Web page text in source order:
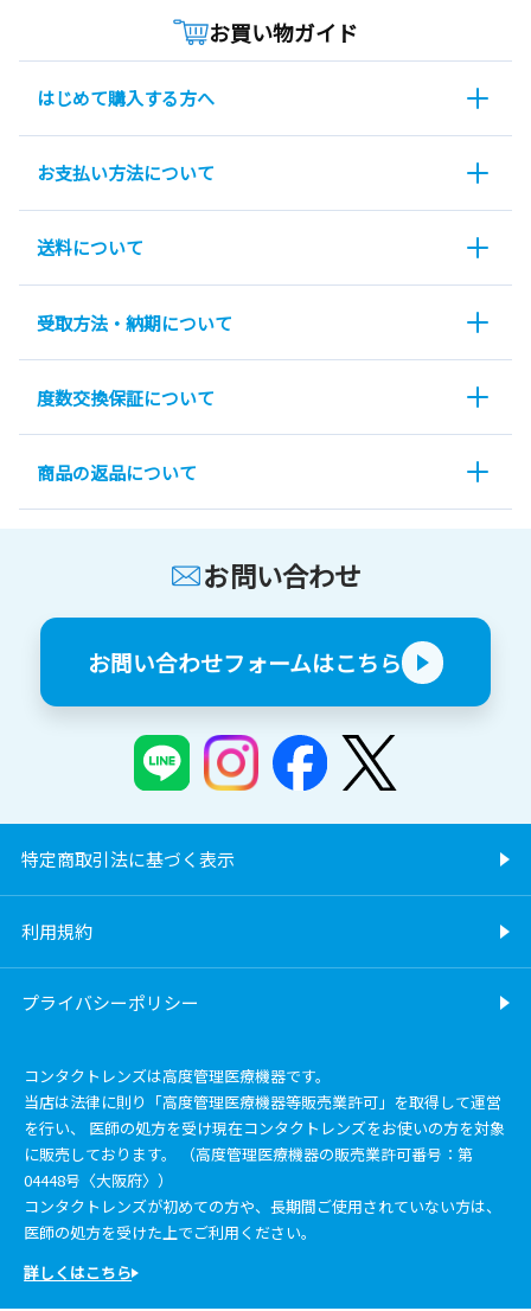
お買い物ガイド
はじめて購入する方へ
お支払い方法について
送料について
受取方法・納期について
度数交換保証について
商品の返品について
お問い合わせ
お問い合わせフォームはこちら
特定商取引法に基づく表示
利用規約
プライバシーポリシー
コンタクトレンズは高度管理医療機器です。
当店は法律に則り「高度管理医療機器等販売業許可」を取得して運営
を行い、 医師の処方を受け現在コンタクトレンズをお使いの方を対象
に販売しております。 （高度管理医療機器の販売業許可番号：第
04448号〈大阪府〉）
コンタクトレンズが初めての方や、長期間ご使用されていない方は、
医師の処方を受けた上でご利用ください。
詳しくはこちら